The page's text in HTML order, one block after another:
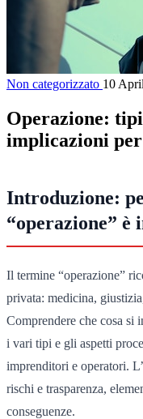
Non categorizzato 10
Operazione:
implicazioni
Introduzione:
“operazione” è
Il termine “operazione”
privata: medicina,
Comprendere che cosa si
i vari tipi e gli aspetti
imprenditori e operatori.
rischi e trasparenza,
conseguenze.